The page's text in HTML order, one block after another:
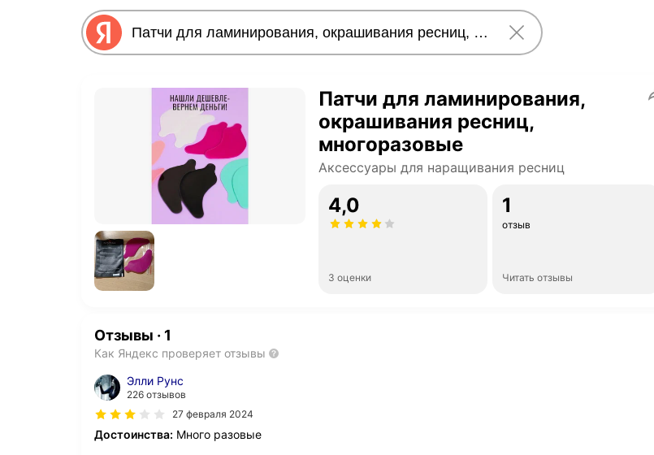
Патчи для ламинирования,
окрашивания ресниц,
многоразовые
Аксессуары для наращивания ресниц
4,0
3 оценки
1
отзыв
Читать отзывы
Отзывы · 1
Как Яндекс проверяет отзывы
Элли Рунс
226 отзывов
27 февраля 2024
Достоинства: Много разовые